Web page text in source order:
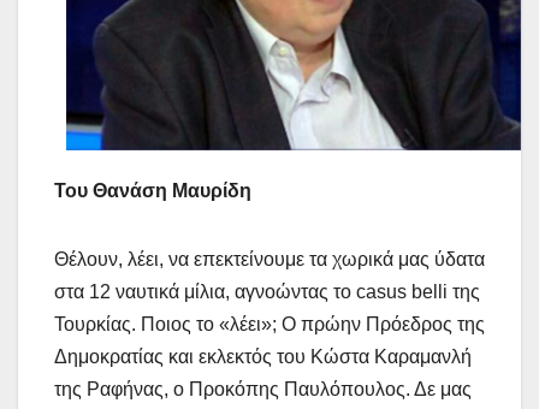
Του Θανάση Μαυρίδη
Θέλουν, λέει, να επεκτείνουμε τα χωρικά μας ύδατα
στα 12 ναυτικά μίλια, αγνοώντας το casus belli της
Τουρκίας. Ποιος το «λέει»; Ο πρώην Πρόεδρος της
Δημοκρατίας και εκλεκτός του Κώστα Καραμανλή
της Ραφήνας, ο Προκόπης Παυλόπουλος. Δε μας